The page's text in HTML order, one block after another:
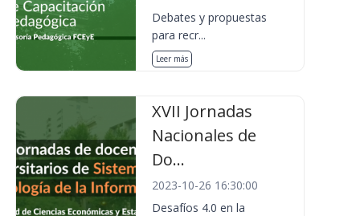
Debates y propuestas
para recr...
Leer más
XVII Jornadas
Nacionales de
Do...
2023-10-26 16:30:00
Desafíos 4.0 en la